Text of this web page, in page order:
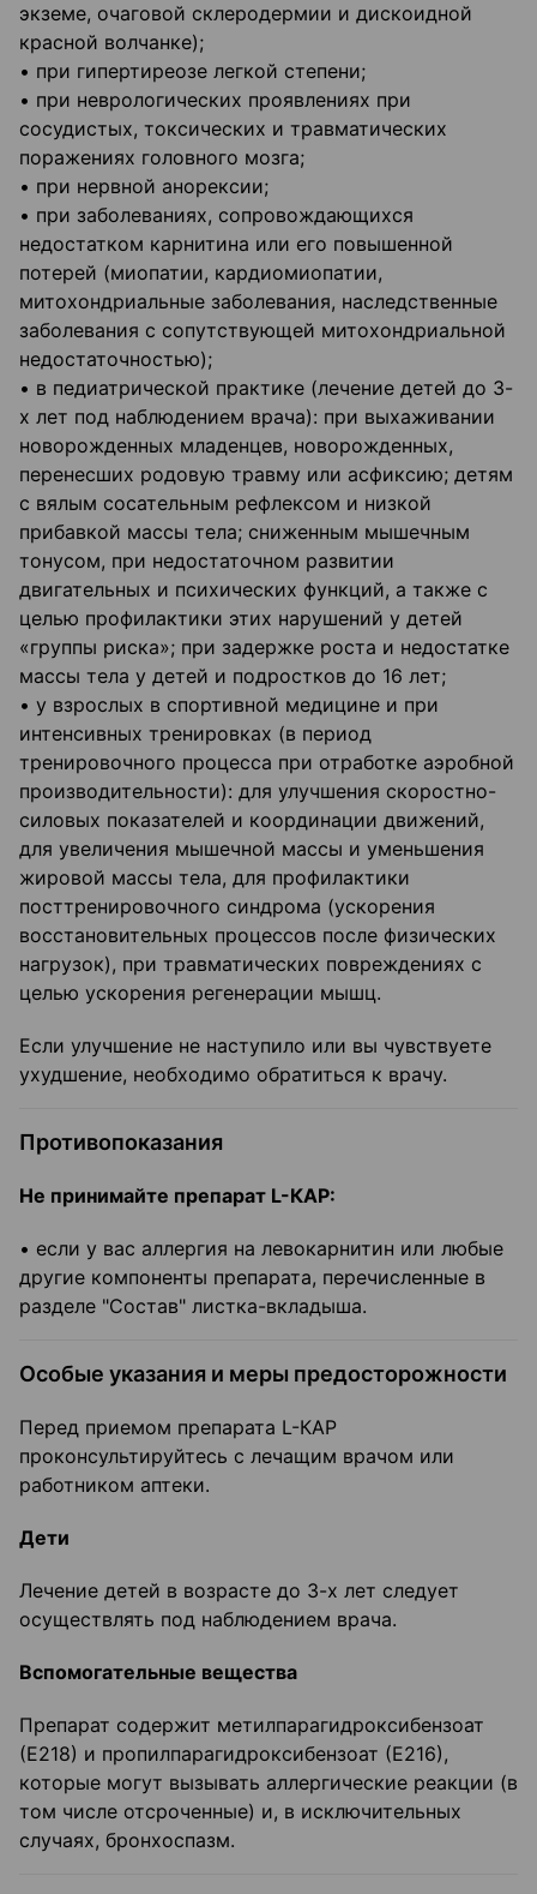
экземе, очаговой склеродермии и дискоидной
красной волчанке);
• при гипертиреозе легкой степени;
• при неврологических проявлениях при
сосудистых, токсических и травматических
поражениях головного мозга;
• при нервной анорексии;
• при заболеваниях, сопровождающихся
недостатком карнитина или его повышенной
потерей (миопатии, кардиомиопатии,
митохондриальные заболевания, наследственные
заболевания с сопутствующей митохондриальной
недостаточностью);
• в педиатрической практике (лечение детей до 3-
х лет под наблюдением врача): при выхаживании
новорожденных младенцев, новорожденных,
перенесших родовую травму или асфиксию; детям
с вялым сосательным рефлексом и низкой
прибавкой массы тела; сниженным мышечным
тонусом, при недостаточном развитии
двигательных и психических функций, а также с
целью профилактики этих нарушений у детей
«группы риска»; при задержке роста и недостатке
массы тела у детей и подростков до 16 лет;
• у взрослых в спортивной медицине и при
интенсивных тренировках (в период
тренировочного процесса при отработке аэробной
производительности): для улучшения скоростно-
силовых показателей и координации движений,
для увеличения мышечной массы и уменьшения
жировой массы тела, для профилактики
посттренировочного синдрома (ускорения
восстановительных процессов после физических
нагрузок), при травматических повреждениях с
целью ускорения регенерации мышц.
Если улучшение не наступило или вы чувствуете
ухудшение, необходимо обратиться к врачу.
Противопоказания
Не принимайте препарат L-КАР:
• если у вас аллергия на левокарнитин или любые
другие компоненты препарата, перечисленные в
разделе "Состав" листка-вкладыша.
Особые указания и меры предосторожности
Перед приемом препарата L-КАР
проконсультируйтесь с лечащим врачом или
работником аптеки.
Дети
Лечение детей в возрасте до 3-х лет следует
осуществлять под наблюдением врача.
Вспомогательные вещества
Препарат содержит метилпарагидроксибензоат
(Е218) и пропилпарагидроксибензоат (Е216),
которые могут вызывать аллергические реакции (в
том числе отсроченные) и, в исключительных
случаях, бронхоспазм.